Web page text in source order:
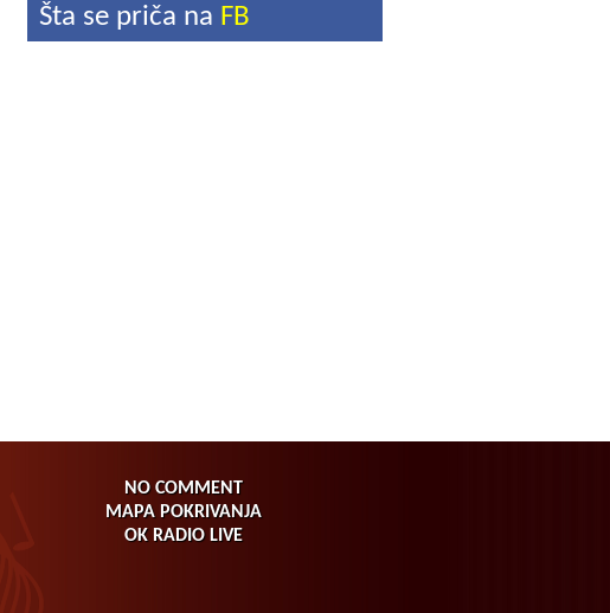
Šta se priča na FB
NO COMMENT
MAPA POKRIVANJA
OK RADIO LIVE